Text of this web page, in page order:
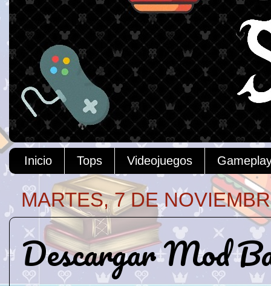
Inicio Tops Videojuegos
MARTES, 7 DE
Descargar Mod